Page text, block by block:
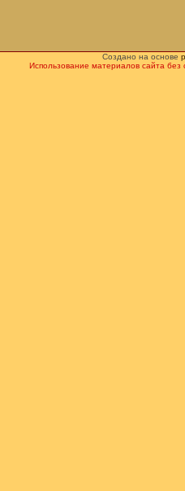
Создано на основе
Использование материалов сайта